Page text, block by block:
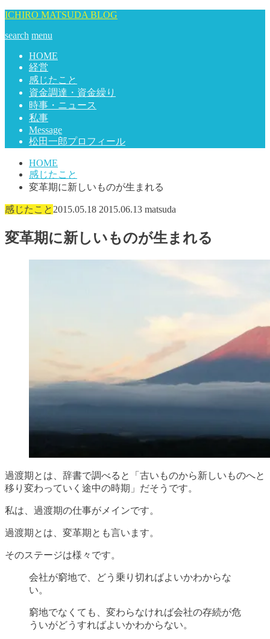
ICHIRO MATSUDA BLOG
search menu
HOME
経営
感じたこと
資金調達・資金繰り
時事・ニュース
私事
Message
松田一郎プロフィール
HOME
感じたこと
変革期に新しいものが生まれる
感じたこと 2015.05.18 2015.06.13 matsuda
変革期に新しいものが生まれる
過渡期とは、辞書で調べると「古いものから新しいものへと
移り変わっていく途中の時期」だそうです。
私は、過渡期の仕事がメインです。
過渡期とは、変革期とも言います。
そのステージは様々です。
会社が窮地で、どう乗り切ればよいかわからな
い。
窮地でなくても、変わらなければ会社の存続が危
ういがどうすればよいかわからない。